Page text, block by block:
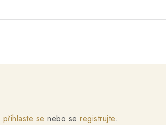
přihlaste se nebo se registrujte.